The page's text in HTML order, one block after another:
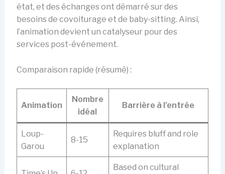
état, et des échanges ont démarré sur des
besoins de covoiturage et de baby-sitting. Ainsi,
l’animation devient un catalyseur pour des
services post-événement.
Comparaison rapide (résumé) :
Animation
Nombre
idéal
Barrière à l’entrée
Loup-
Garou
8-15
Requires bluff and role
explanation
Based on cultural